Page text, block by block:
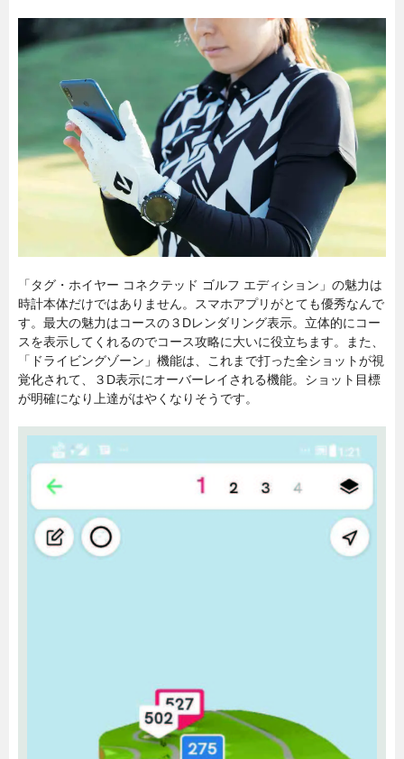
「タグ・ホイヤー コネクテッド ゴルフ エディション」の魅力は
時計本体だけではありません。スマホアプリがとても優秀なんで
す。最大の魅力はコースの３Dレンダリング表示。立体的にコー
スを表示してくれるのでコース攻略に大いに役立ちます。また、
「ドライビングゾーン」機能は、これまで打った全ショットが視
覚化されて、３D表示にオーバーレイされる機能。ショット目標
が明確になり上達がはやくなりそうです。